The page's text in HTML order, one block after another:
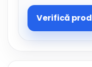
Verifică